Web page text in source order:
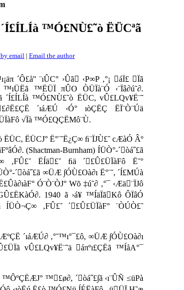
™Ó£NÙ£˜ò ËÜCªã
email | Email the author
´Ô£å'' ¨ıÛC° ›Ûã ‹P∞P ‚°¡ áÏ£ Ïã
™ËÜÏ πÛO ÒÜÏà¨Ó ‹¨Ïâ∂ú˜∂.
´Í£ÍLÍà ™Ó£NÙ£˜ò ËÜC, vÛ£LQv¥Ë¨˜
´ıáÆÚ ‹Ó° ıòÇËÇ ËÏ¨Ò¨Úä
√Ïà ™Ó£QÇËMô¨Ù.
ËÜCJ° Ë°¨˘Ë¿Ç∞ ﬁ¨ÏJÙ£˘ cÆàÓ Âº
(Shactman-Burnham) ÍÜÒ°-´òá˝£ã
‚FÛ£˘ ËÍä£˘ ﬁä ´£Û£ÜÏàFô Ë˘°
´òá˝£ã ∞ÜÆ ∫ÓÙ£Oà∂ı Ë°¨˘, ´Í£MÚà
Ó¨Ò¨ÒJ° Wõ ‡ú˜∂ ‚°¯ ‹Æä¨ÏJô
1940 ã ›á¥ ™ÍäÏãKô ÔÏâÓ
‚FÛ£˘ ´£Û£ÜÏàF° ¨ÒÚÒ£˘
´ıáÆÚ∂ ‚°˘™ı°¯£ô, ∞ÜÆ ∫ÓÙ£Oà∂ı
vÛ£LQv¥Ë¨˜ä áπºı£ÇËã ™ÍåA°¯
™ÔºÇËÆJ° ™£ø∂, ´òá˝£∫ã ‹ı¨ÛÑ ≤üPà